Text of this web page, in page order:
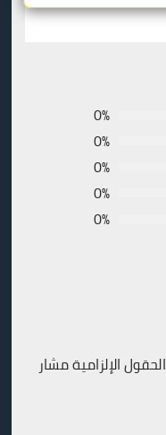
0%
0%
0%
0%
0%
الحقول الإلزامية مشار